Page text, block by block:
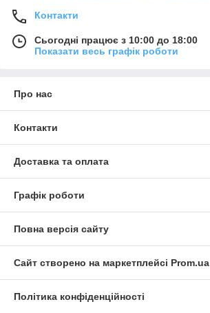
Контакти
Сьогодні працює з 10:00 до 18:00
Показати весь графік роботи
Про нас
Контакти
Доставка та оплата
Графік роботи
Повна версія сайту
Сайт створено на маркетплейсі Prom.ua
Політика конфіденційності